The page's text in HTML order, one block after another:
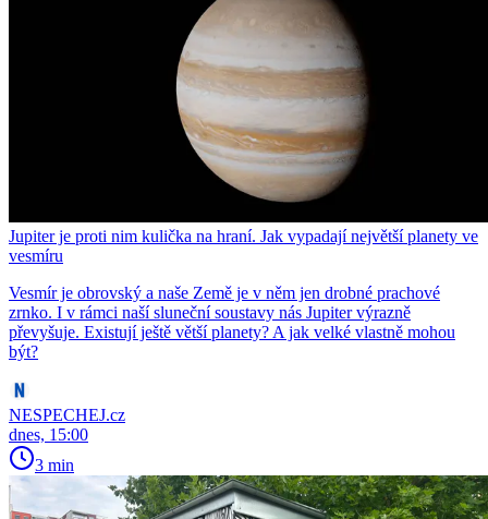
Jupiter je proti nim kulička na hraní. Jak vypadají největší planety ve
vesmíru
Vesmír je obrovský a naše Země je v něm jen drobné prachové
zrnko. I v rámci naší sluneční soustavy nás Jupiter výrazně
převyšuje. Existují ještě větší planety? A jak velké vlastně mohou
být?
NESPECHEJ.cz
dnes, 15:00
3 min